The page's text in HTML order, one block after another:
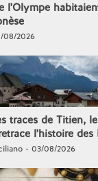
l'Olympe
08/2026
traces de Titien,
l'histoire des
- 03/08/2026